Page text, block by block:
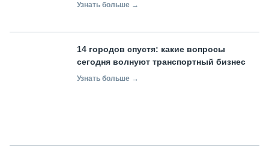
Узнать больше →
14 городов спустя: какие вопросы
сегодня волнуют транспортный бизнес
Узнать больше →